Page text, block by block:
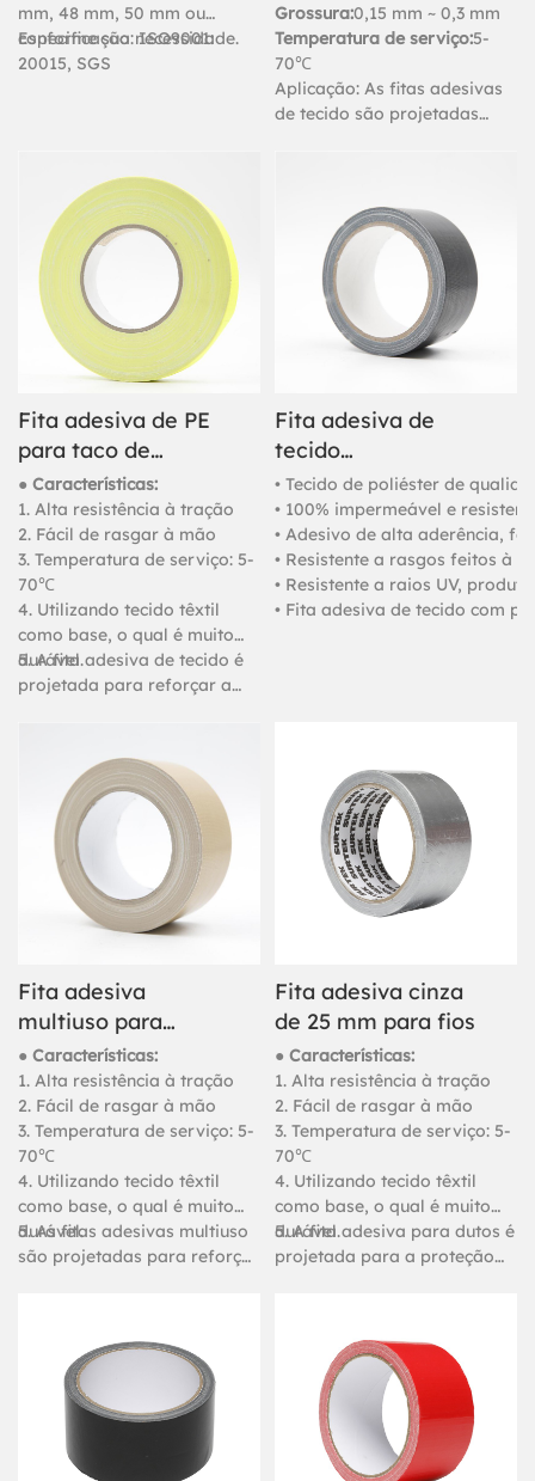
mm, 48 mm, 50 mm ou
conforme sua necessidade.
Especificação: ISO9001:
20015, SGS
Grossura:0,15 mm ~ 0,3 mm
Temperatura de serviço:5-
70℃
Aplicação: As fitas adesivas
de tecido são projetadas
de carpetes e fixação.
Fita adesiva de PE
para taco de
hóquei no gelo ou
fita isolante de
tecido.
● Características:
1. Alta resistência à tração
2. Fácil de rasgar à mão
3. Temperatura de serviço: 5-
70℃
4. Utilizando tecido têxtil
como base, o qual é muito
durável.
5. A fita adesiva de tecido é
projetada para reforçar a
pesadas, juntas de carpetes e
fixação.
Fita adesiva de
tecido
impermeável
personalizada de
alta qualidade
• Tecido de poliéster de
• 100% impermeável e
• Adesivo de alta aderência,
• Resistente a rasgos feitos à
• Resistente a raios UV,
• Fita adesiva de tecido com
Fita adesiva
multiuso para
mascaramento e
embalagem.
● Características:
1. Alta resistência à tração
2. Fácil de rasgar à mão
3. Temperatura de serviço: 5-
70℃
4. Utilizando tecido têxtil
como base, o qual é muito
durável.
5. As fitas adesivas multiuso
são projetadas para reforçar
fixação.
Fita adesiva cinza
de 25 mm para fios
● Características:
1. Alta resistência à tração
2. Fácil de rasgar à mão
3. Temperatura de serviço: 5-
70℃
4. Utilizando tecido têxtil
como base, o qual é muito
durável.
5. A fita adesiva para dutos é
projetada para a proteção
fixação.